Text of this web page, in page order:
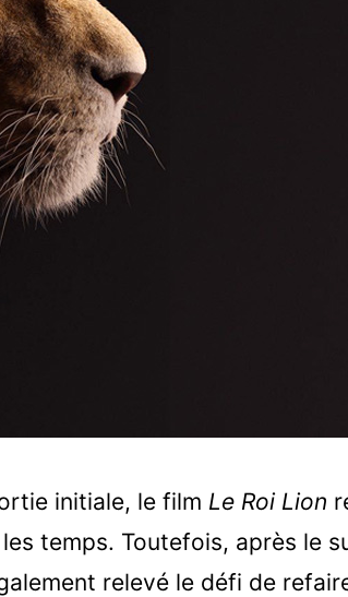
initiale, le film Le Roi Lion
temps. Toutefois, après le
relevé le défi de